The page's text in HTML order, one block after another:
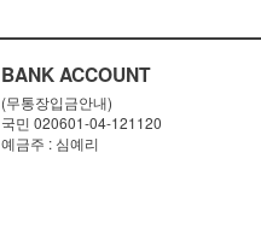
BANK ACCOUNT
(무통장입금안내)
국민 020601-04-121120
예금주 : 심예리